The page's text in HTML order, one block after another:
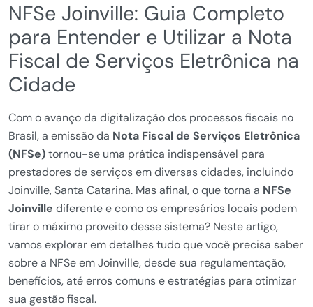
NFSe Joinville: Guia Completo
para Entender e Utilizar a Nota
Fiscal de Serviços Eletrônica na
Cidade
Com o avanço da digitalização dos processos fiscais no
Brasil, a emissão da Nota Fiscal de Serviços Eletrônica
(NFSe)tornou-se uma prática indispensável para
prestadores de serviços em diversas cidades, incluindo
Joinville, Santa Catarina. Mas afinal, o que torna a NFSe
Joinville diferente e como os empresários locais podem
tirar o máximo proveito desse sistema? Neste artigo,
vamos explorar em detalhes tudo que você precisa saber
sobre a NFSe em Joinville, desde sua regulamentação,
benefícios, até erros comuns e estratégias para otimizar
sua gestão fiscal.